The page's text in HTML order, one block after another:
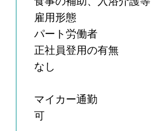
雇用形態
パート労働者
正社員登用の有無
なし
マイカー通勤
可